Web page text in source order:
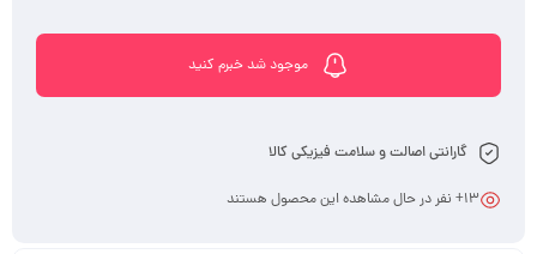
موجود شد خبرم کنید
گارانتی اصالت و سلامت فیزیکی کالا
13+ نفر در حال مشاهده این محصول هستند